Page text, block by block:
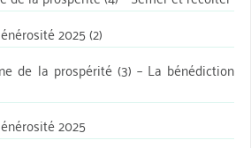
2025 (2)
de la prospérité (3) – La bénédiction
2025